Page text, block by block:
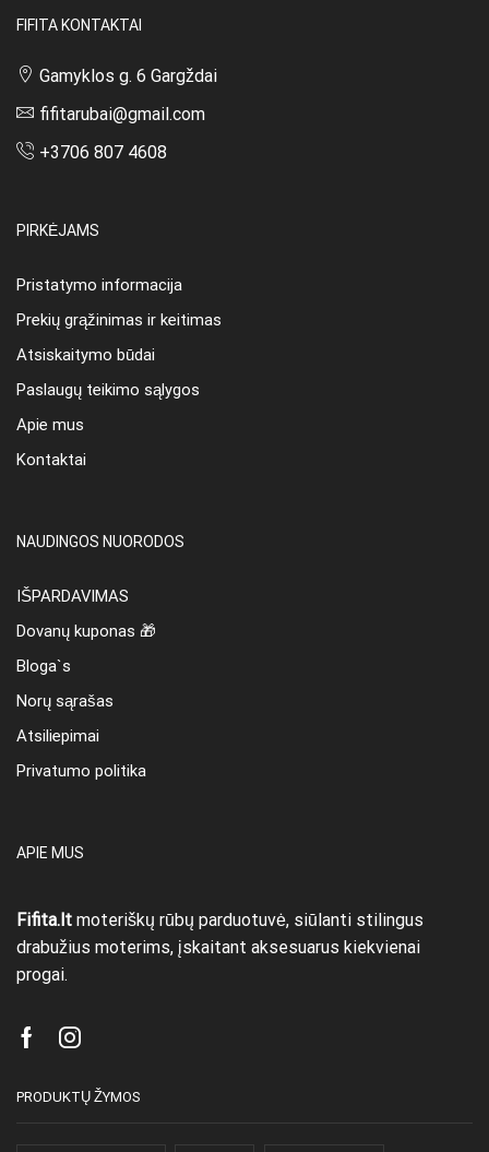
FIFITA KONTAKTAI
Gamyklos g. 6 Gargždai
fifitarubai@gmail.com
+3706 807 4608
PIRKĖJAMS
Pristatymo informacija
Prekių grąžinimas ir keitimas
Atsiskaitymo būdai
Paslaugų teikimo sąlygos
Apie mus
Kontaktai
NAUDINGOS NUORODOS
IŠPARDAVIMAS
Dovanų kuponas 🎁
Bloga`s
Norų sąrašas
Atsiliepimai
Privatumo politika
APIE MUS
Fifita.lt moteriškų rūbų parduotuvė, siūlanti stilingus
drabužius moterims, įskaitant aksesuarus kiekvienai
progai.
FacebookInstagram
PRODUKTŲ ŽYMOS